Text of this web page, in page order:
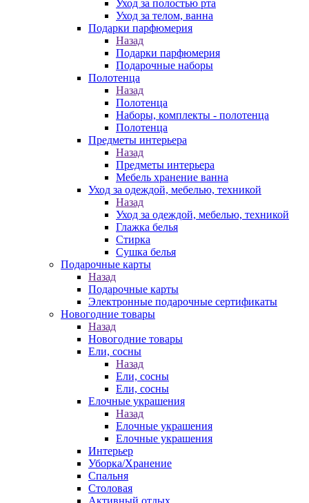
Уход за полостью рта
Уход за телом, ванна
Подарки парфюмерия
Назад
Подарки парфюмерия
Подарочные наборы
Полотенца
Назад
Полотенца
Наборы, комплекты - полотенца
Полотенца
Предметы интерьера
Назад
Предметы интерьера
Мебель хранение ванна
Уход за одеждой, мебелью, техникой
Назад
Уход за одеждой, мебелью, техникой
Глажка белья
Стирка
Сушка белья
Подарочные карты
Назад
Подарочные карты
Электронные подарочные сертификаты
Новогодние товары
Назад
Новогодние товары
Ели, сосны
Назад
Ели, сосны
Ели, сосны
Елочные украшения
Назад
Елочные украшения
Елочные украшения
Интерьер
Уборка/Хранение
Спальня
Столовая
Активный отдых